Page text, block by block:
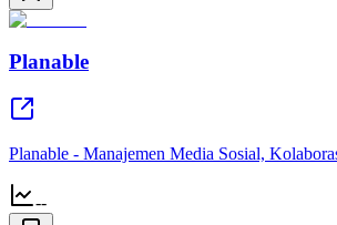
Planable
Planable - Manajemen Media Sosial,
--